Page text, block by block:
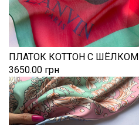
ПЛАТОК КОТТОН С ШЁЛКОМ
3650.00 грн